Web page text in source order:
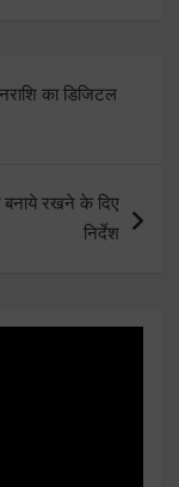
का डिजिटल
बनाये रखने के दिए
निर्देश